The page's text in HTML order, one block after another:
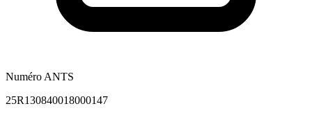
Numéro ANTS
25R130840018000147